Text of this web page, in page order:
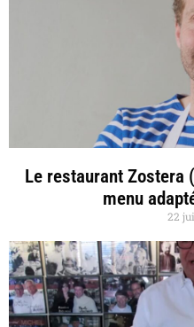
Le restaurant Zostera
menu
22